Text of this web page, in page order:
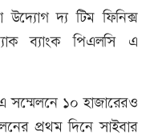
উদ্যোগ দ্য টিম ফিনিক্স
ব্যাংক পিএলসি এ
সম্মেলনে ১০ হাজারেরও
প্রথম দিনে সাইবার